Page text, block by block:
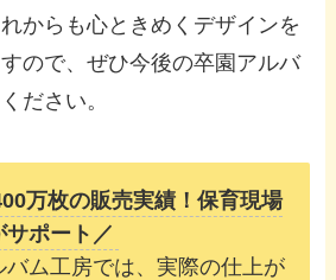
からも心ときめくデザインを
ので、ぜひ今後の卒園アルバ
ださい。
万枚の販売実績！保育現場
サポート／
バム工房では、実際の仕上が